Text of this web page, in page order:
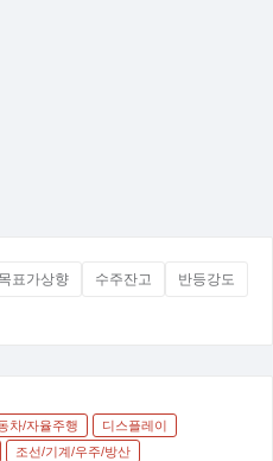
목표가상향 수주잔고 반등강도
차/자율주행
디스플레이
조선/기계/우주/방산